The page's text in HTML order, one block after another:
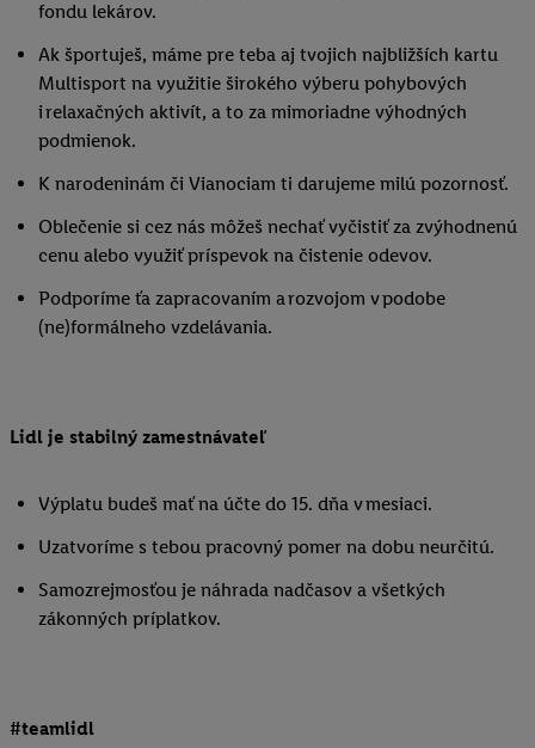
fondu lekárov.
Ak športuješ, máme pre teba aj tvojich najbližších kartu
Multisport na využitie širokého výberu pohybových
i relaxačných aktivít, a to za mimoriadne výhodných
podmienok.
K narodeninám či Vianociam ti darujeme milú pozornosť.
Oblečenie si cez nás môžeš nechať vyčistiť za zvýhodnenú
cenu alebo využiť príspevok na čistenie odevov.
Podporíme ťa zapracovaním a rozvojom v podobe
(ne)formálneho vzdelávania.
Lidl je stabilný zamestnávateľ
Výplatu budeš mať na účte do 15. dňa v mesiaci.
Uzatvoríme s tebou pracovný pomer na dobu neurčitú.
Samozrejmosťou je náhrada nadčasov a všetkých
zákonných príplatkov.
#teamlidl